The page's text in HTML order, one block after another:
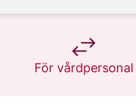
För vårdpersonal
på 1177.se